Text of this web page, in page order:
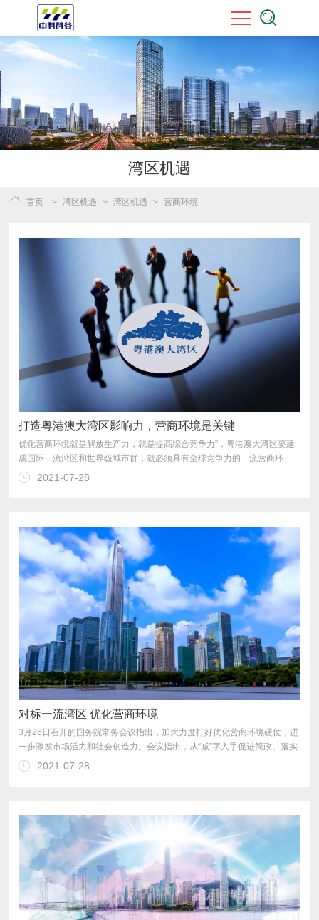
湾区机遇
首页 > 湾区机遇 > 湾区机遇 > 营商环境
打造粤港澳大湾区影响力，营商环境是关键
2021-07-28
对标一流湾区 优化营商环境
2021-07-28